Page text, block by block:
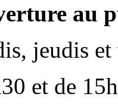
au
jeudis et
et de